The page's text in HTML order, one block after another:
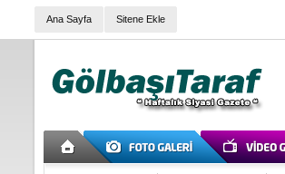
Ana Sayfa Sitene Ekle